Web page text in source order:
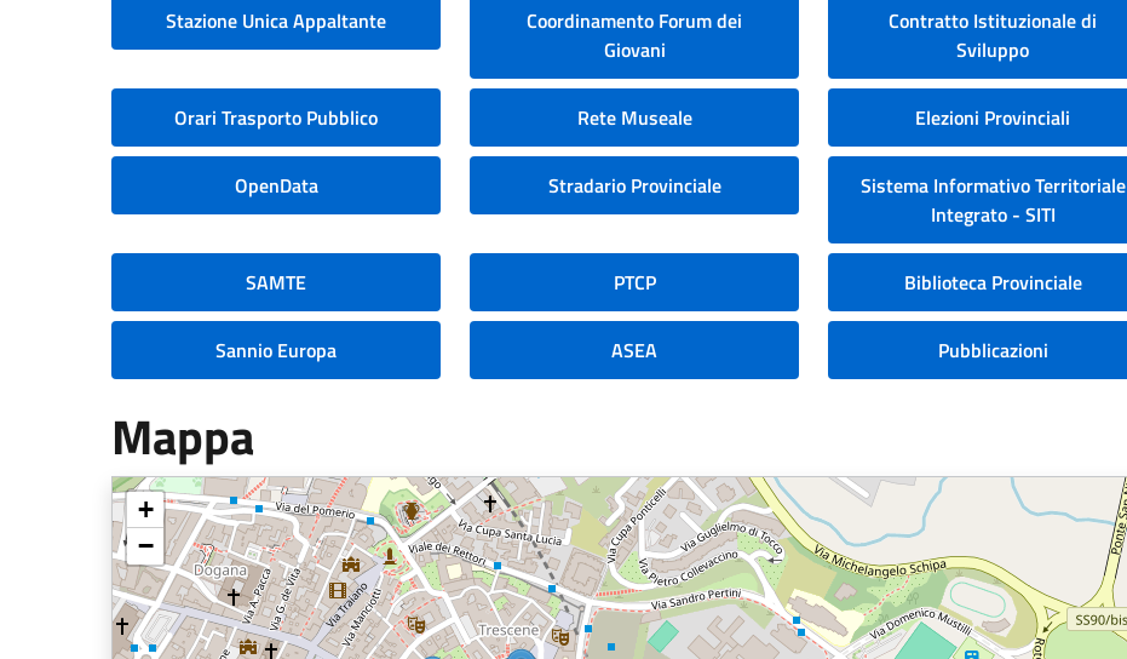
Stazione Unica Appaltante
Coordinamento Forum dei
Giovani
Contratto Istituzionale di
Sviluppo
Orari Trasporto Pubblico Rete Museale Elezioni Provinciali
OpenData Stradario Provinciale
Sistema Informativo Territoriale
Integrato - SITI
SAMTE PTCP Biblioteca Provinciale
Sannio Europa ASEA Pubblicazioni
Mappa
+
−